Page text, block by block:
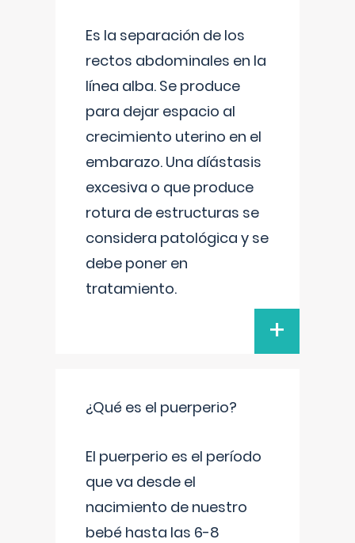
Es la separación de los
rectos abdominales en la
línea alba. Se produce
para dejar espacio al
crecimiento uterino en el
embarazo. Una díástasis
excesiva o que produce
rotura de estructuras se
considera patológica y se
debe poner en
tratamiento.
+
¿Qué es el puerperio?
El puerperio es el período
que va desde el
nacimiento de nuestro
bebé hasta las 6-8